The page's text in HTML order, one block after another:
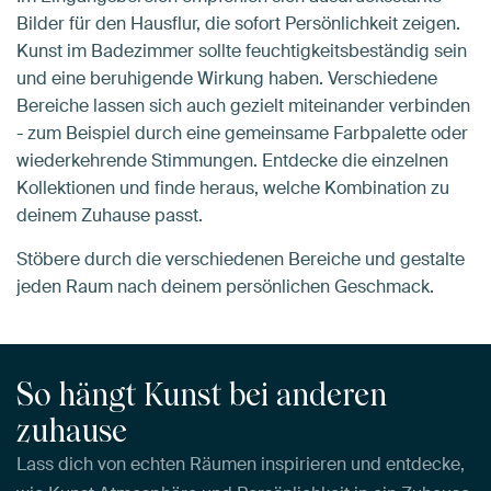
Bilder für den Hausflur, die sofort Persönlichkeit zeigen.
Kunst im Badezimmer sollte feuchtigkeitsbeständig sein
und eine beruhigende Wirkung haben. Verschiedene
Bereiche lassen sich auch gezielt miteinander verbinden
- zum Beispiel durch eine gemeinsame Farbpalette oder
wiederkehrende Stimmungen. Entdecke die einzelnen
Kollektionen und finde heraus, welche Kombination zu
deinem Zuhause passt.
Stöbere durch die verschiedenen Bereiche und gestalte
jeden Raum nach deinem persönlichen Geschmack.
So hängt Kunst bei anderen
zuhause
Lass dich von echten Räumen inspirieren und entdecke,